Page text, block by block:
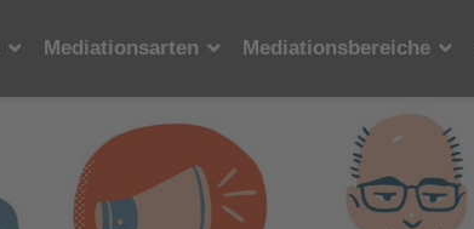
Mediationsarten Mediationsbereiche